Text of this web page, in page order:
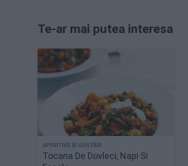
Te-ar mai putea interesa
Tocana De Dovleci, Napi Si